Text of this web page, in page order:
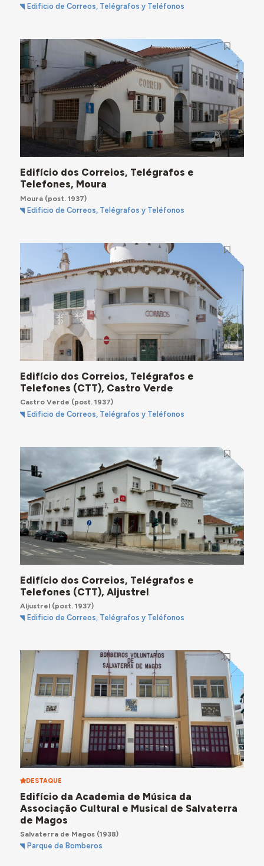
Edificio de Correos, Telégrafos y Teléfonos
Edifício dos Correios, Telégrafos e
Telefones, Moura
Moura(post. 1937)
Edificio de Correos, Telégrafos y Teléfonos
Edifício dos Correios, Telégrafos e
Telefones (CTT), Castro Verde
Castro Verde (post. 1937)
Edificio de Correos, Telégrafos y Teléfonos
Edifício dos Correios, Telégrafos e
Telefones (CTT), Aljustrel
Aljustrel(post. 1937)
Edificio de Correos, Telégrafos y Teléfonos
DESTAQUE
Edifício da Academia de Música da
Associação Cultural e Musical de Salvaterra
de Magos
Salvaterra de Magos(1938)
Parque de Bomberos